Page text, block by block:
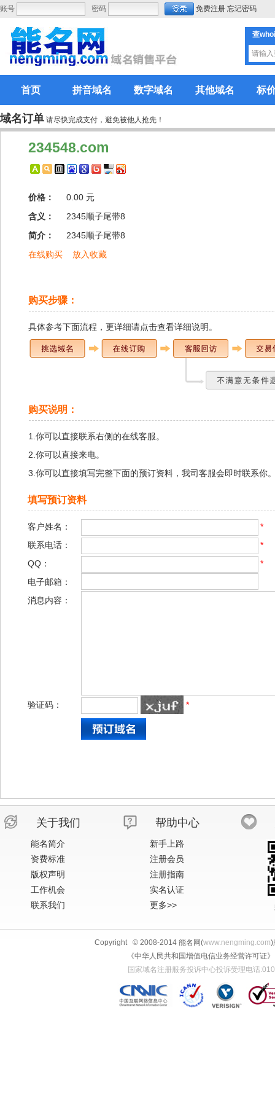
账号 密码 免费注册 忘记密码
查
首页 拼音域名 数字域名 其他域名 标
域名订单 请尽快完成支付，避免被他人抢先！
234548.com
价格：
0.00 元
含义：
2345顺子尾带8
简介：
2345顺子尾带8
在线购买
放入收藏
购买步骤：
具体参考下面流程，更详细请点击查看详细说明 。
购买说明：
1.你可以直接联系右侧的在线客服。
2.你可以直接来电。
3.你可以直接填写完整下面的预订资料，我司客服会即时联系你
填写预订资料
客户姓名：
*
联系电话：
*
QQ：
*
电子邮箱：
消息内容：
验证码： *
关于我们
能名简介
资费标准
版权声明
工作机会
联系我们
帮助中心
新手上路
注册会员
注册指南
实名认证
更多>>
Copyright © 2008-2014 能名网(www.nengming.com)
《中华人民共和国增值电信业务经营许可
国家域名注册服务投诉中心投诉受理电话